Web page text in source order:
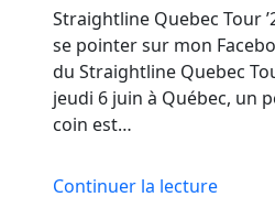
Straightline Quebec Tour
se pointer sur mon
du Straightline Quebec
jeudi 6 juin à Québec, un
coin est…
Continuer la lecture